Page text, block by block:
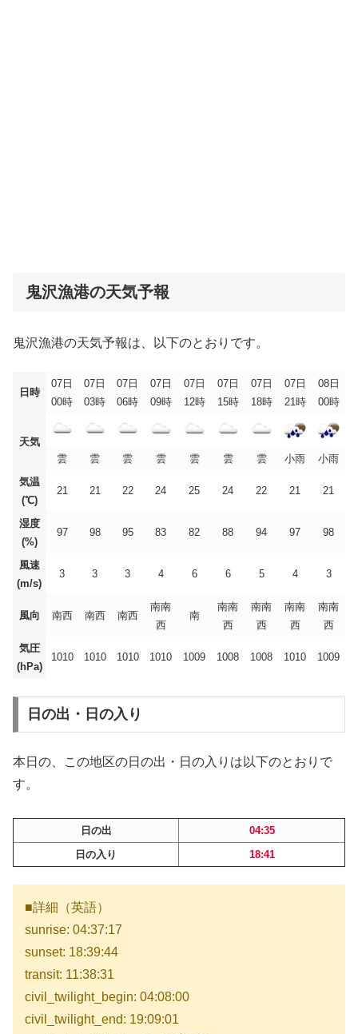
鬼沢漁港の天気予報
鬼沢漁港の天気予報は、以下のとおりです。
日時
07日
00時
07日
03時
07日
06時
07日
09時
07日
12時
07日
15時
07日
18時
07日
21時
08日
00時
天気
雲
雲 雲 雲 雲 雲 雲 小雨
小雨
気温
(℃)
21 21 22 24 25 24 22 21 21
湿度
(%)
97 98 95 83 82 88 94 97 98
風速
(m/s)
3 3 3 4 6 6 5 4 3
風向 南西 南西 南西
南南
西
南
南南
西
南南
西
南南
西
南南
西
気圧
(hPa)
1010 1010 1010 1010 1009 1008 1008 1010 1009
日の出・日の入り
本日の、この地区の日の出・日の入りは以下のとおりで
す。
日の出
04:35
日の入り
18:41
■詳細（英語）
sunrise: 04:37:17
sunset: 18:39:44
transit: 11:38:31
civil_twilight_begin: 04:08:00
civil_twilight_end: 19:09:01